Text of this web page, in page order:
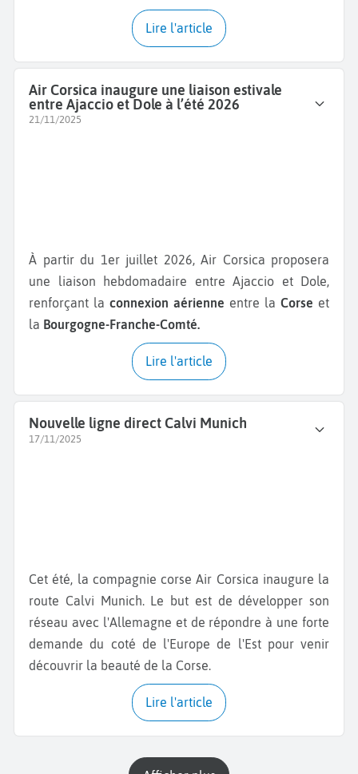
Lire l'article
Air Corsica inaugure une liaison estivale
entre Ajaccio et Dole à l’été 2026
21/11/2025
À partir du 1er juillet 2026, Air Corsica proposera
une liaison hebdomadaire entre Ajaccio et Dole,
renforçant la connexion aérienne entre la Corse et
la Bourgogne-Franche-Comté.
Lire l'article
Nouvelle ligne direct Calvi Munich
17/11/2025
Cet été, la compagnie corse Air Corsica inaugure la
route Calvi Munich. Le but est de développer son
réseau avec l'Allemagne et de répondre à une forte
demande du coté de l'Europe de l'Est pour venir
découvrir la beauté de la Corse.
Lire l'article